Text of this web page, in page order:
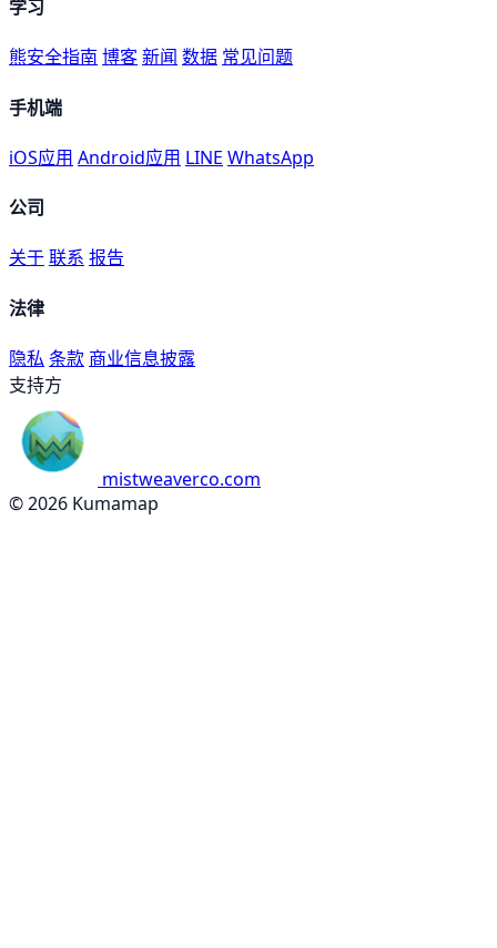
学习
熊安全指南 博客新闻 数据 常见问题
手机端
iOS应用 Android应用 LINE WhatsApp
公司
关于联系 报告
法律
隐私 条款 商业信息披露
支持方
mistweaverco.com
© 2026 Kumamap